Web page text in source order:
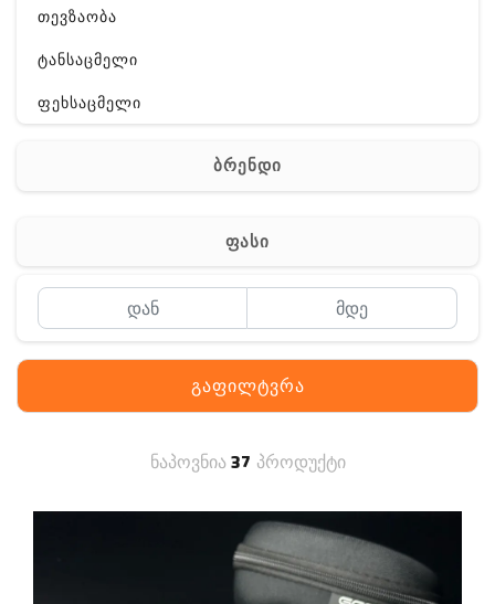
თევზაობა
ტანსაცმელი
ფეხსაცმელი
აქსესუარები
Off-Road
ბრენდი
ფასი
გაფილტვრა
ნაპოვნია37 პროდუქტი